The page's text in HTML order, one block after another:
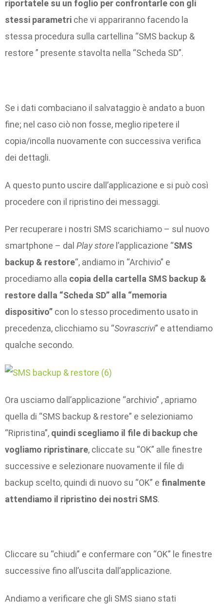
riportatele su un foglio per confrontarle con gli
stessi parametri che vi appariranno facendo la
stessa procedura sulla cartellina “SMS backup &
restore ” presente stavolta nella “Scheda SD”.
Se i dati combaciano il salvataggio è andato a buon
fine; nel caso ciò non fosse, meglio ripetere il
copia/incolla nuovamente con successiva verifica
dei dettagli.
A questo punto uscire dall’applicazione e si può così
procedere con il ripristino dei messaggi.
Per recuperare i nostri SMS scarichiamo – sul nuovo
smartphone – dal Play store l’applicazione “SMS
backup & restore“, andiamo in “Archivio” e
procediamo alla copia della cartella SMS backup &
restore dalla “Scheda SD” alla “memoria
dispositivo” con lo stesso procedimento usato in
precedenza, clicchiamo su “Sovrascrivi” e attendiamo
qualche secondo.
Ora usciamo dall’applicazione “archivio” , apriamo
quella di “SMS backup & restore” e selezioniamo
“Ripristina”, quindi scegliamo il file di backup che
vogliamo ripristinare, cliccate su “OK” alle finestre
successive e selezionare nuovamente il file di
backup scelto, quindi di nuovo su “OK” e finalmente
attendiamo il ripristino dei nostri SMS.
Cliccare su “chiudi” e confermare con “OK” le finestre
successive fino all’uscita dall’applicazione.
Andiamo a verificare che gli SMS siano stati